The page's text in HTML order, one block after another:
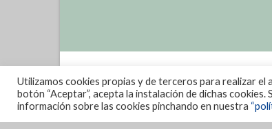
Utilizamos cookies propias y de terceros para realizar el
botón “Aceptar”, acepta la instalación de dichas
información sobre las cookies pinchando en nuestra